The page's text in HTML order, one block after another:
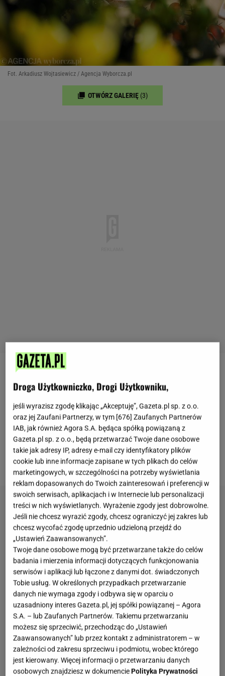
Fot. Arkadiusz Wojtasiewicz / Agencja Wyborcza.pl
OTWÓRZ GALERIĘ (3)
Zobacz wideo
Tradycyjny żurwielkanocnyoparty jest na prostej
recepturze. Każda gospodyni przygotowywała
aromatyczną zupę, której bazą była święconka.
Dlatego jeśli szukaszprzepisuna pyszny żurek, nie
zapomnij dobrze wyposażyć koszyczka.
Droga Użytkowniczko, Drogi Użytkowniku,
jeśli wyrazisz zgodę klikając „Akceptuję”, Gazeta.pl sp. z o.o.
oraz jej Zaufani Partnerzy, w tym [676] Zaufanych Partnerów
IAB, jak również Agora S.A. będąca spółką powiązaną z
Gazeta.pl sp. z o.o., będą przetwarzać Twoje dane osobowe
takie jak adresy IP, adresy e-mail czy identyfikatory plików
cookie lub inne informacje zapisane w tych plikach do celów
marketingowych, w szczególności na potrzeby wyświetlania
reklam dopasowanych do Twoich zainteresowań i preferencji w
swoich serwisach, aplikacjach i w Internecie lub personalizacji
treści w nich wyświetlanych. Wyrażenie zgody jest dobrowolne.
Jeśli nie chcesz wyrazić zgody, chcesz ograniczyć jej zakres lub
chcesz wycofać zgodę uprzednio udzieloną przejdź do
„Ustawień Zaawansowanych”.
Twoje dane osobowe mogą być przetwarzane także do celów
badania i mierzenia informacji dotyczących funkcjonowania
serwisów i aplikacji lub łączone z danymi dot. świadczonych
Tobie usług. W określonych przypadkach przetwarzanie
danych nie wymaga zgody i odbywa się w oparciu o
uzasadniony interes Gazeta.pl, jej spółki powiązanej – Agora
S.A. – lub Zaufanych Partnerów. Takiemu przetwarzaniu
możesz się sprzeciwić, przechodząc do „Ustawień
Zaawansowanych” lub przez kontakt z administratorem – w
zależności od zakresu sprzeciwu i podmiotu, wobec którego
jest kierowany. Więcej informacji o przetwarzaniu danych
osobowych znajdziesz w dokumenciePolityka Prywatności